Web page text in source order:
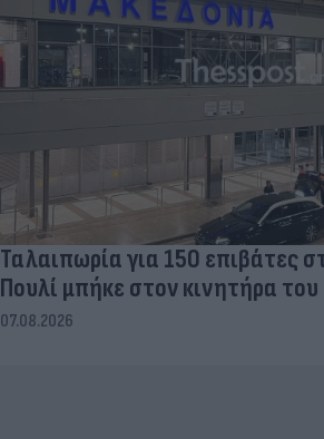
Ταλαιπωρία για 150 επιβάτες
Πουλί μπήκε στον κινητήρα
07.08.2026